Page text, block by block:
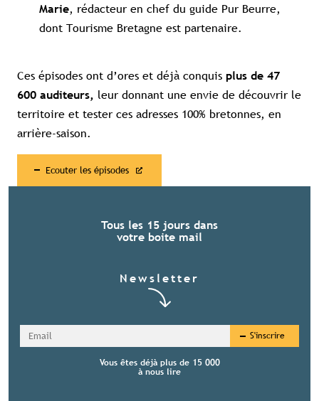
Marie, rédacteur en chef du guide Pur Beurre,
dont Tourisme Bretagne est partenaire.
Ces épisodes ont d’ores et déjà conquis plus de 47
600 auditeurs, leur donnant une envie de découvrir le
territoire et tester ces adresses 100% bretonnes, en
arrière-saison.
Ecouter les épisodes
Tous les 15 jours dans
votre boite mail
Newsletter
S'inscrire
Vous êtes déjà plus de 15 000
à nous lire